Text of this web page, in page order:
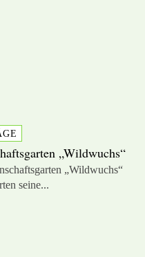
„Wildwuchs“
„Wildwuchs“
seine...